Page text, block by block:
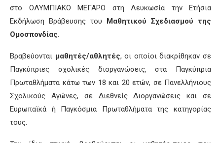
στο ΟΛΥΜΠΙΑΚΟ ΜΕΓΑΡΟ στη Λευκωσία την Ετήσια
Εκδήλωση Βράβευσης του Μαθητικού Σχεδιασμού της
Ομοσπονδίας.
Βραβεύονται μαθητές/αθλητές, οι οποίοι διακρίθηκαν σε
Παγκύπριες σχολικές διοργανώσεις, στα Παγκύπρια
Πρωταθλήματα κάτω των 18 και 20 ετών, σε Πανελλήνιους
Σχολικούς Αγώνες, σε Διεθνείς Διοργανώσεις και σε
Ευρωπαϊκά ή Παγκόσμια Πρωταθλήματα της κατηγορίας
τους.